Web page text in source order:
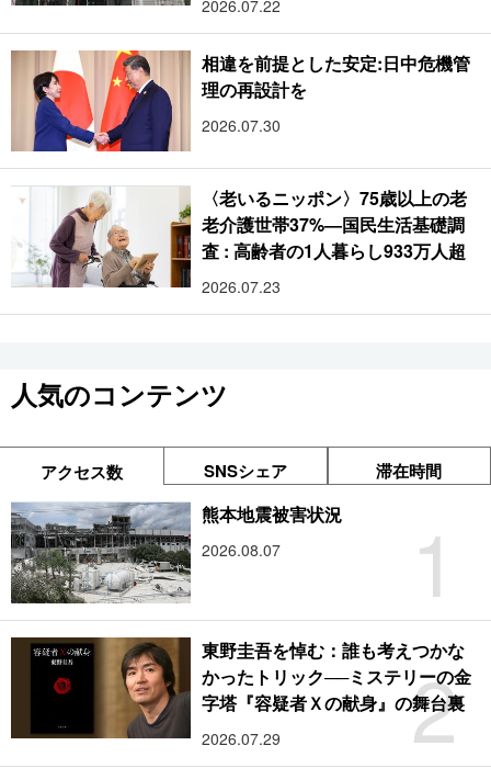
2026.07.22
相違を前提とした安定:日中危機管
理の再設計を
2026.07.30
〈老いるニッポン〉75歳以上の老
老介護世帯37%―国民生活基礎調
査 : 高齢者の1人暮らし933万人超
2026.07.23
人気のコンテンツ
アクセス数 SNSシェア 滞在時間
1
熊本地震被害状況
2026.08.07
2
東野圭吾を悼む：誰も考えつかな
かったトリック──ミステリーの金
字塔『容疑者Ｘの献身』の舞台裏
2026.07.29